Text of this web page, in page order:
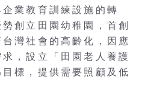
業教育訓練設施的轉
創立田園幼稚園，首創
台灣社會的高齡化，因應
，設立「田園老人養護
標，提供需要照顧及低